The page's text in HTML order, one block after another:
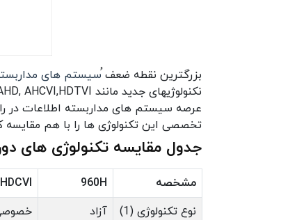
بزرگترین نقطه ضعف ُسیستم های
عرصه سیستم های مداربسته اطلاعات در
تخصصی این تکنولوژی ها را با هم مقایسه
جدول مقایسه تکنولوژی های
مشخصه 960H
HDCVI
نوع تکنولوژی (1)
آزاد